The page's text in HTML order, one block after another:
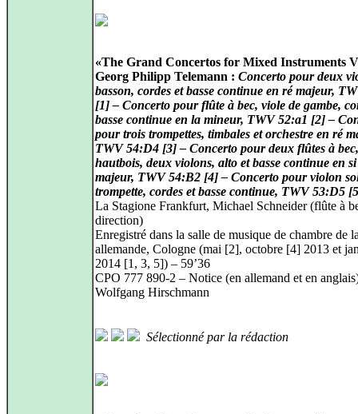
«The Grand Concertos for Mixed Instruments
Georg Philipp Telemann : Concerto pour deux
basson, cordes et basse continue en ré majeur,
[1] – Concerto pour flûte à bec, viole de gambe,
basse continue en la mineur, TWV 52:a1 [2] –
pour trois trompettes, timbales et orchestre en ré
TWV 54:D4 [3] – Concerto pour deux flûtes à
hautbois, deux violons, alto et basse continue en
majeur, TWV 54:B2 [4] – Concerto pour violon
trompette, cordes et basse continue, TWV 53:D5
La Stagione Frankfurt, Michael Schneider (flûte à
direction)
Enregistré dans la salle de musique de chambre de
allemande, Cologne (mai [2], octobre [4] 2013 et
2014 [1, 3, 5]) – 59’36
CPO 777 890-2 – Notice (en allemand et en
Wolfgang Hirschmann
Sélectionné par la rédaction